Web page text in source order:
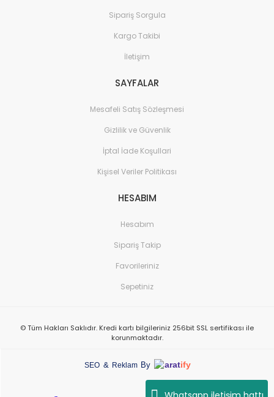
Sipariş Sorgula
Kargo Takibi
İletişim
SAYFALAR
Mesafeli Satış Sözleşmesi
Gizlilik ve Güvenlik
İptal İade Koşullari
Kişisel Veriler Politikası
HESABIM
Hesabım
Sipariş Takip
Favorileriniz
Sepetiniz
© Tüm Hakları Saklıdır. Kredi kartı bilgileriniz 256bit SSL sertifikası ile
korunmaktadır.
SEO & Reklam By aratify